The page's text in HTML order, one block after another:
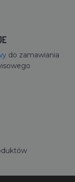
do zamawiania